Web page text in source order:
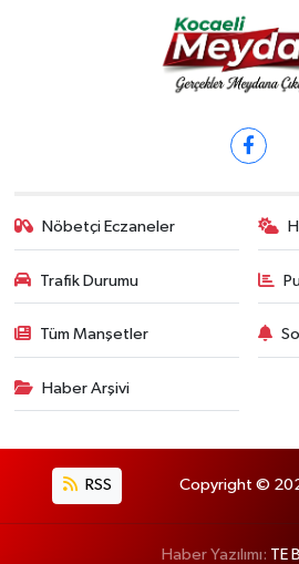
Nöbetçi Eczaneler
Trafik Durumu
Tüm Manşetler
Haber Arşivi
RSS Copyright ©
Haber Yazılımı: TE